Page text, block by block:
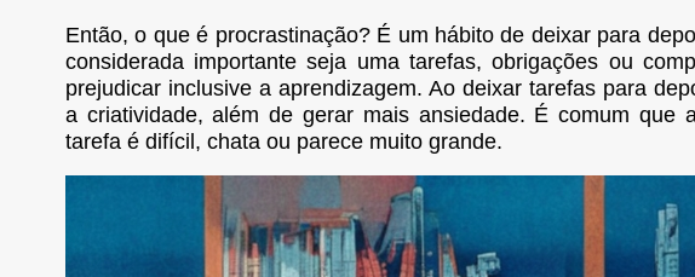
Então, o que é procrastinação? É um hábito de deixar para
considerada importante seja uma tarefas, obrigações ou
prejudicar inclusive a aprendizagem. Ao deixar tarefas para
a criatividade, além de gerar mais ansiedade. É comum que
tarefa é difícil, chata ou parece muito grande.